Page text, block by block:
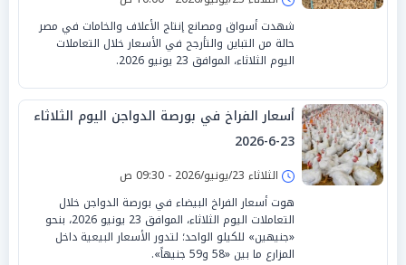
شهدت أسواق ومصانع إنتاج الأعلاف والخامات في مصر
حالة من التباين والتأرجح في الأسعار خلال التعاملات
اليوم الثلاثاء، الموافق 23 يونيو 2026.
أسعار الفراخ في بورصة الدواجن اليوم الثلاثاء
23-6-2026
الثلاثاء 23/يونيو/2026 - 09:30 ص
هوت أسعار الفراخ البيضاء في بورصة الدواجن خلال
التعاملات اليوم الثلاثاء، الموافق 23 يونيو 2026، بنحو
«جنيهين» للكيلو الواحد؛ لتدور الأسعار البيعية داخل
المزارع ما بين «58 و59 جنيهاً».